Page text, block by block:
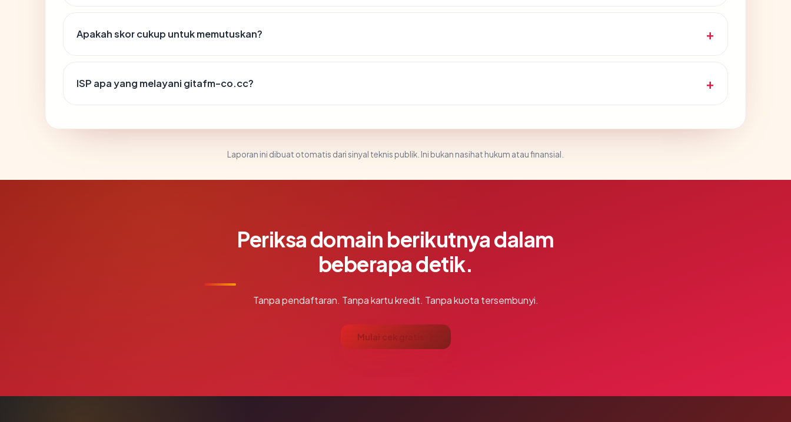
Apakah skor cukup untuk memutuskan?
ISP apa yang melayani gitafm-co.cc?
Laporan ini dibuat otomatis dari sinyal teknis publik. Ini bukan nasihat hukum atau finansial.
Periksa domain berikutnya dalam
beberapa detik.
Tanpa pendaftaran. Tanpa kartu kredit. Tanpa kuota tersembunyi.
Mulai cek gratis →